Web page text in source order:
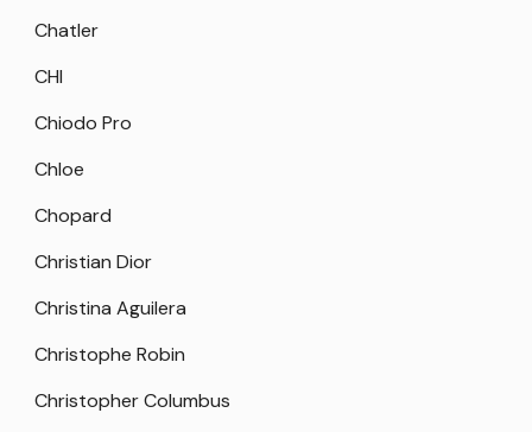
Chatler
CHI
Chiodo Pro
Chloe
Chopard
Christian Dior
Christina Aguilera
Christophe Robin
Christopher Columbus